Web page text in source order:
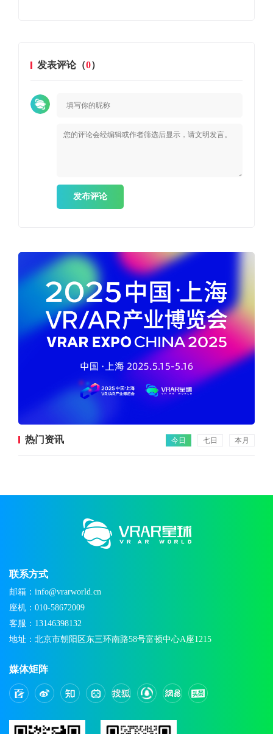
发表评论（0）
发布评论
热门资讯 今日 七日 本月
联系方式
邮箱：info@vrarworld.cn
座机：010-58672009
客服：13146398132
地址：北京市朝阳区东三环南路58号富顿中心A座1215
媒体矩阵